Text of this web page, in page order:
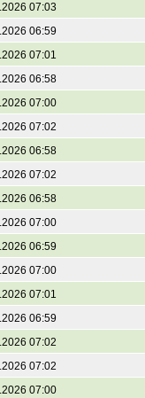
07:03
06:59
07:01
06:58
07:00
07:02
06:58
07:02
06:58
07:00
06:59
07:00
07:01
06:59
07:02
07:02
07:00